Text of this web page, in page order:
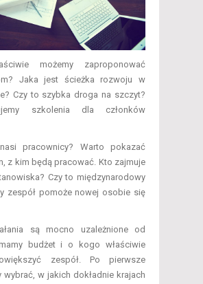
możemy zaproponować
Jaka jest ścieżka rozwoju w
Czy to szybka droga na szczyt?
szkolenia dla członków
pracownicy? Warto pokazać
z kim będą pracować. Kto zajmuje
Czy to międzynarodowy
zespół pomoże nowej osobie się
są mocno uzależnione od
budżet i o kogo właściwie
zespół. Po pierwsze
wybrać, w jakich dokładnie krajach